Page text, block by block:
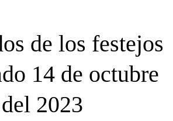
de los festejos
14 de octubre
del 2023